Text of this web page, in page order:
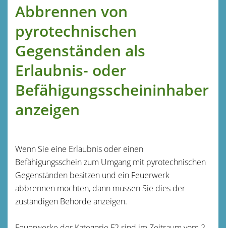
Abbrennen von
pyrotechnischen
Gegenständen als
Erlaubnis- oder
Befähigungsscheininhaber
anzeigen
Wenn Sie eine Erlaubnis oder einen
Befähigungsschein zum Umgang mit pyrotechnischen
Gegenständen besitzen und ein Feuerwerk
abbrennen möchten, dann müssen Sie dies der
zuständigen Behörde anzeigen.